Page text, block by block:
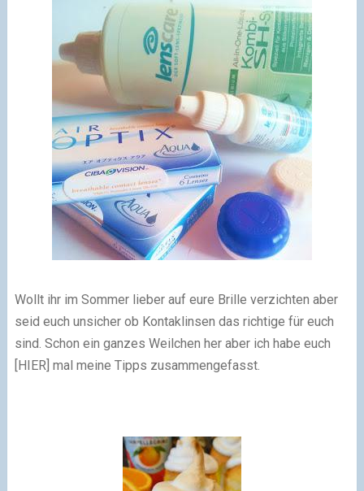
Wollt ihr im Sommer lieber auf eure Brille verzichten aber
seid euch unsicher ob Kontaklinsen das richtige für euch
sind. Schon ein ganzes Weilchen her aber ich habe euch
[HIER] mal meine Tipps zusammengefasst.